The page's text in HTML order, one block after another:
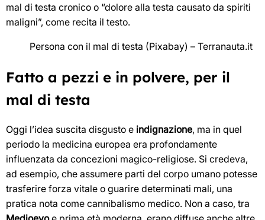
mal di testa cronico o “dolore alla testa causato da spiriti
maligni”, come recita il testo.
Persona con il mal di testa (Pixabay) – Terranauta.it
Fatto a pezzi e in polvere, per il
mal di testa
Oggi l’idea suscita disgusto e indignazione, ma in quel
periodo la medicina europea era profondamente
influenzata da concezioni magico-religiose. Si credeva,
ad esempio, che assumere parti del corpo umano potesse
trasferire forza vitale o guarire determinati mali, una
pratica nota come cannibalismo medico. Non a caso, tra